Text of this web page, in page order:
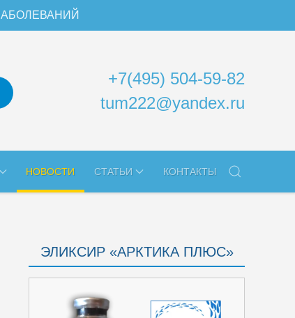
+7(495) 504-59-82
tum222@yandex.ru
НОВОСТИ СТАТЬИ КОНТАКТЫ
ЭЛИКСИР «АРКТИКА ПЛЮС»